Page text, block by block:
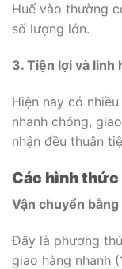
Huế vào thường
số lượng lớn.
3. Tiện lợi và linh
Hiện nay có
nhanh chóng,
nhận đều thuận
Các hình thức
Vận chuyển bằng
Đây là phương
giao hàng nhanh